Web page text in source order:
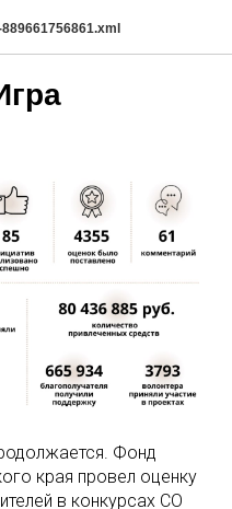
Фонд
края провел оценку
в конкурсах СО